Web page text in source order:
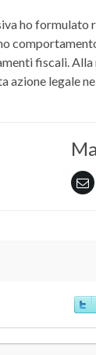
ho formulato
fiscali.
azione legale